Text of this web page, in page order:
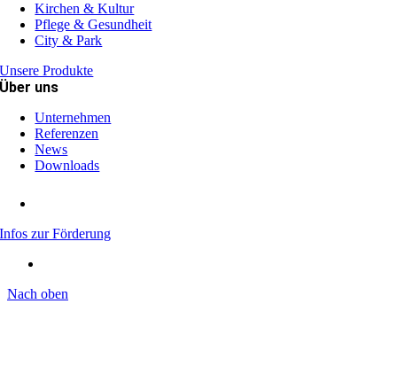
Kirchen & Kultur
Pflege & Gesundheit
City & Park
Unsere Produkte
Über uns
Unternehmen
Referenzen
News
Downloads
Infos zur Förderung
Nach oben